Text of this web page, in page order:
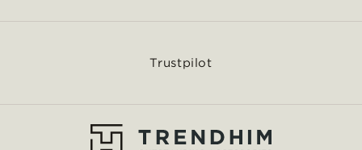
Trustpilot